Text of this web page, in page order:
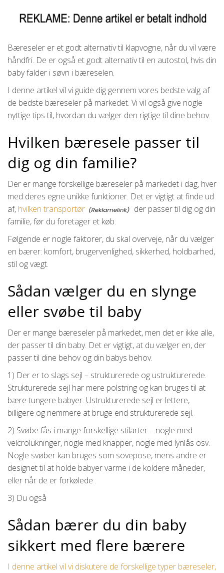
Bæreseler er et godt alternativ til klapvogne, når du vil være
håndfri. De er også et godt alternativ til en autostol, hvis din
baby falder i søvn i bæreselen.
I denne artikel vil vi guide dig gennem vores bedste valg af
de bedste bæreseler på markedet. Vi vil også give nogle
nyttige tips til, hvordan du vælger den rigtige til dine behov.
Hvilken bæresele passer til
dig og din familie?
Der er mange forskellige bæreseler på markedet i dag, hver
med deres egne unikke funktioner. Det er vigtigt at finde ud
af, hvilken transportør
der passer til dig og din
familie, før du foretager et køb.
Følgende er nogle faktorer, du skal overveje, når du vælger
en bærer: komfort, brugervenlighed, sikkerhed, holdbarhed,
stil og vægt.
Sådan vælger du en slynge
eller svøbe til baby
Der er mange bæreseler på markedet, men det er ikke alle,
der passer til din baby. Det er vigtigt, at du vælger en, der
passer til dine behov og din babys behov.
1) Der er to slags sejl – strukturerede og ustrukturerede.
Strukturerede sejl har mere polstring og kan bruges til at
bære tungere babyer. Ustrukturerede sejl er lettere,
billigere og nemmere at bruge end strukturerede sejl.
2) Svøbe fås i mange forskellige stilarter – nogle med
velcrolukninger, nogle med knapper, nogle med lynlås osv.
Nogle svøber kan bruges som sovepose, mens andre er
designet til at holde babyer varme i de koldere måneder,
eller når de er forkølede .
3) Du også
Sådan bærer du din baby
sikkert med flere bærere
I denne artikel vil vi diskutere de forskellige typer bæreseler,